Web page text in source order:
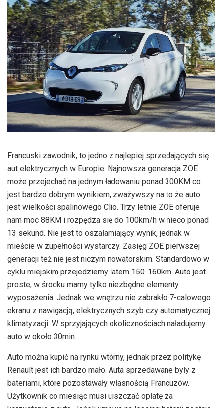
Francuski zawodnik, to jedno z najlepiej sprzedających się
aut elektrycznych w Europie. Najnowsza generacja ZOE
może przejechać na jednym ładowaniu ponad 300KM co
jest bardzo dobrym wynikiem, zważywszy na to że auto
jest wielkości spalinowego Clio. Trzy letnie ZOE oferuje
nam moc 88KM i rozpędza się do 100km/h w nieco ponad
13 sekund. Nie jest to oszałamiający wynik, jednak w
mieście w zupełności wystarczy. Zasięg ZOE pierwszej
generacji też nie jest niczym nowatorskim. Standardowo w
cyklu miejskim przejedziemy latem 150-160km. Auto jest
proste, w środku mamy tylko niezbędne elementy
wyposażenia. Jednak we wnętrzu nie zabrakło 7-calowego
ekranu z nawigacją, elektrycznych szyb czy automatycznej
klimatyzacji. W sprzyjających okolicznościach naładujemy
auto w około 30min.
Auto można kupić na rynku wtórny, jednak przez politykę
Renault jest ich bardzo mało. Auta sprzedawane były z
bateriami, które pozostawały własnością Francuzów.
Użytkownik co miesiąc musi uiszczać opłatę za